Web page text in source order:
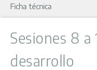
Ficha técnica
Sesiones 8 a
desarrollo